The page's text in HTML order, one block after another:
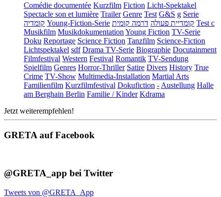
Comédie documentée Kurzfilm Fiction Licht-Spektakel
Spectacle son et lumière Trailer Genre Test G&S g Serie
קומדיה Young-Fiction-Serie קומדיית פעולה דרמה קומית
Test c
Musikfilm Musikdokumentation Young Fiction TV-Serie
Doku Reportage Science Fiction Tanzfilm Science-Fiction
Lichtspektakel sdf Drama TV-Serie Biographie Docutainment
Filmfestival Western Festival Romantik TV-Sendung
Spielfilm Genres Horror-Thriller Satire Divers History True
Crime TV-Show Multimedia-Installation Martial Arts
Familienfilm Kurzfilmfestival Dokufiction - Austellung Halle
am Berghain Berlin Familie / Kinder Kdrama
Jetzt weiterempfehlen!
GRETA auf Facebook
@GRETA_app bei Twitter
Tweets von @GRETA_App